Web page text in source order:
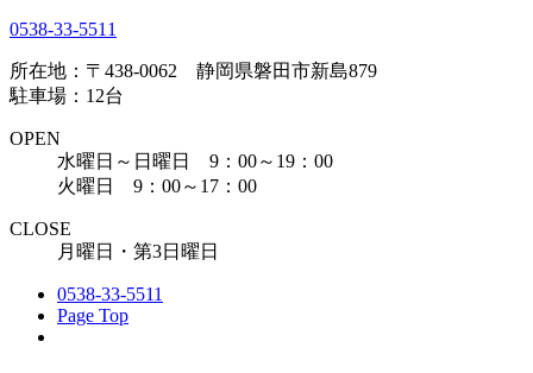
0538-33-5511
所在地：〒438-0062 静岡県磐田市新島879
駐車場：12台
OPEN
水曜日～日曜日 9：00～19：00
火曜日 9：00～17：00
CLOSE
月曜日・第3日曜日
0538-33-5511
Page Top